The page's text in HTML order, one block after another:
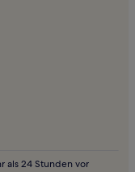
1
als 24 Stunden vor